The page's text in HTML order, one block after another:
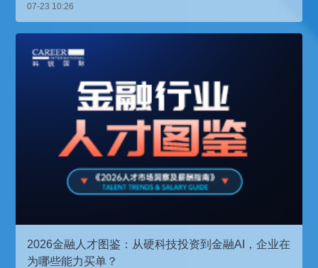
07-23 10:26
2026金融人才图鉴：从硬科技投资到金融AI，企业在
为哪些能力买单？